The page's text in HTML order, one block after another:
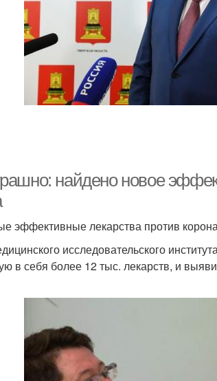
найдено новое
эффективные лекарства против
исследовательского
в себя более 12 тыс. лекарств, и